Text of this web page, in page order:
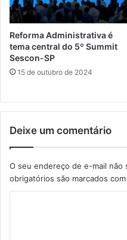
Reforma Administrativa é
tema central do 5º Summit
Sescon-SP
15 de outubro de 2024
Deixe um comentário
O seu endereço de e-mail não
obrigatórios são marcados com